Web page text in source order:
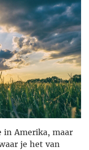
in Amerika, maar
je het van